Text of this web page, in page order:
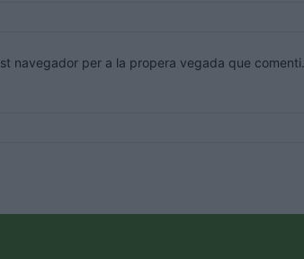
navegador per a la propera vegada que comenti.